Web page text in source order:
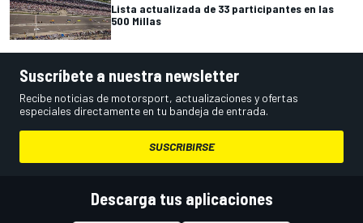
Lista actualizada de 33 participantes en las
500 Millas
Suscríbete a nuestra newsletter
Recibe noticias de motorsport, actualizaciones y ofertas
especiales directamente en tu bandeja de entrada.
SUSCRIBIRSE
Descarga tus aplicaciones